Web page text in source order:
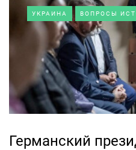
УКРАИНА ВОПРОСЫ
Германский